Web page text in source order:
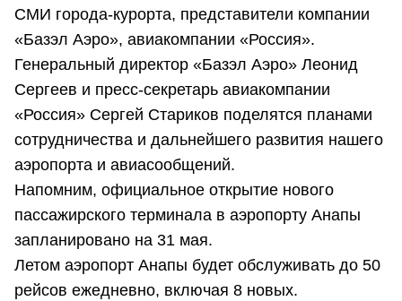
СМИ города-курорта, представители компании
«Базэл Аэро», авиакомпании «Россия».
Генеральный директор «Базэл Аэро» Леонид
Сергеев и пресс-секретарь авиакомпании
«Россия» Сергей Стариков поделятся планами
сотрудничества и дальнейшего развития нашего
аэропорта и авиасообщений.
Напомним, официальное открытие нового
пассажирского терминала в аэропорту Анапы
запланировано на 31 мая.
Летом аэропорт Анапы будет обслуживать до 50
рейсов ежедневно, включая 8 новых.